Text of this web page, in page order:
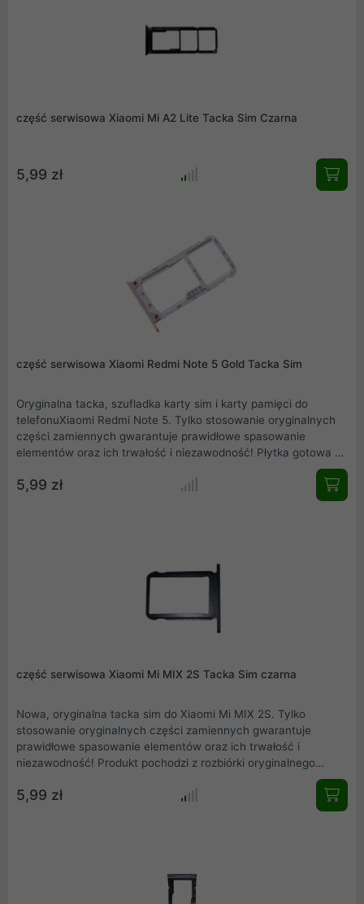
część serwisowa Xiaomi Mi A2 Lite Tacka Sim Czarna
5,99 zł
część serwisowa Xiaomi Redmi Note 5 Gold Tacka Sim
Oryginalna tacka, szufladka karty sim i karty pamięci do
telefonuXiaomi Redmi Note 5. Tylko stosowanie oryginalnych
części zamiennych gwarantuje prawidłowe spasowanie
elementów oraz ich trwałość i niezawodność! Płytka gotowa do
oryginalnegoXiaomi Redmi Note 5. Kolor złoty. Testowana
5,99 zł
część serwisowa Xiaomi Mi MIX 2S Tacka Sim czarna
Nowa, oryginalna tacka sim do Xiaomi Mi MIX 2S. Tylko
stosowanie oryginalnych części zamiennych gwarantuje
prawidłowe spasowanie elementów oraz ich trwałość i
niezawodność! Produkt pochodzi z rozbiórki oryginalnego
produktu. Mamy również w ofercie inne części serwisowe,
5,99 zł